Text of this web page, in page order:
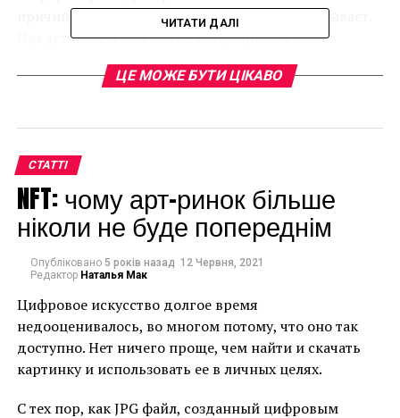
причине – «чистых стилей» практически не бывает.
Представляем вам самые популярные стили
ЧИТАТИ ДАЛІ
ЦЕ МОЖЕ БУТИ ЦІКАВО
СТАТТІ
NFT: чому арт-ринок більше
ніколи не буде попереднім
Опубліковано 5 років назад 12 Червня, 2021
Редактор Наталья Мак
Цифровое искусство долгое время
недооценивалось, во многом потому, что оно так
доступно. Нет ничего проще, чем найти и скачать
картинку и использовать ее в личных целях.
С тех пор, как JPG файл, созданный цифровым